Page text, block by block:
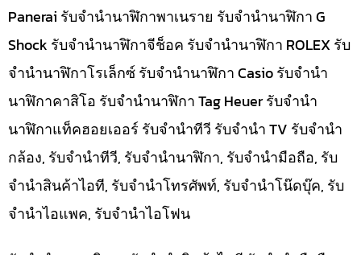
Panerai รับจำนำนาฬิกาพาเนราย รับจำนำนาฬิกา G
Shock รับจำนำนาฬิกาจีช็อค รับจำนำนาฬิกา ROLEX รับ
จำนำนาฬิกาโรเล็กซ์ รับจำนำนาฬิกา Casio รับจำนำ
นาฬิกาคาสิโอ รับจำนำนาฬิกา Tag Heuer รับจำนำ
นาฬิกาแท็คฮอยเออร์ รับจำนำทีวี รับจำนำ TV รับจำนำ
กล้อง, รับจำนำทีวี, รับจำนำนาฬิกา, รับจำนำมือถือ, รับ
จำนำสินค้าไอที, รับจำนำโทรศัพท์, รับจำนำโน๊ดบุ๊ค, รับ
จำนำไอแพค, รับจำนำไอโฟน